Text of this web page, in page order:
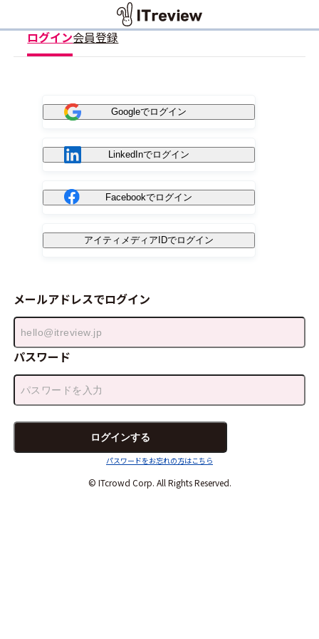
ログイン会員登録
Googleでログイン
LinkedInでログイン
Facebookでログイン
アイティメディアIDでログイン
メールアドレスでログイン
パスワード
パスワードをお忘れの方はこちら
© ITcrowd Corp. All Rights Reserved.